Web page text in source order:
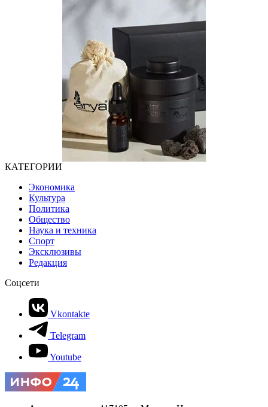
КАТЕГОРИИ
Экономика
Культура
Политика
Общество
Наука и техника
Спорт
Эксклюзивы
Редакция
Соцсети
Vkontakte
Telegram
Youtube